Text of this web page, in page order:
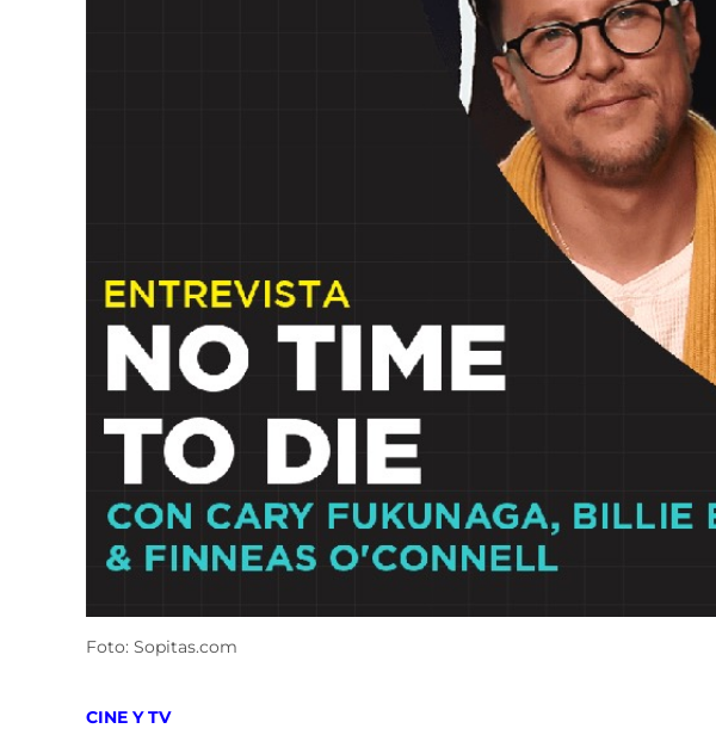
Foto: Sopitas.com
POSTED
CINE Y TV